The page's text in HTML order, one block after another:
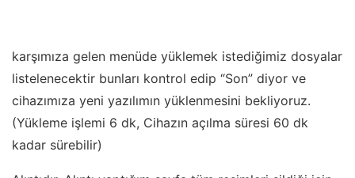
karşımıza gelen menüde yüklemek istediğimiz dosyalar
listelenecektir bunları kontrol edip “Son” diyor ve
cihazımıza yeni yazılımın yüklenmesini bekliyoruz.
(Yükleme işlemi 6 dk, Cihazın açılma süresi 60 dk
kadar sürebilir)